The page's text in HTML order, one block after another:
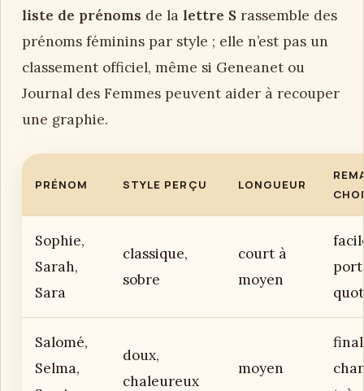
liste de prénoms de la lettre S rassemble des
prénoms féminins par style ; elle n’est pas un
classement officiel, même si Geneanet ou
Journal des Femmes peuvent aider à recouper
une graphie.
PRÉNOM STYLE PERÇU LONGUEUR
Sophie,
Sarah,
Sara
classique,
sobre
court à
moyen
Salomé,
Selma,
doux,
chaleureux
moyen